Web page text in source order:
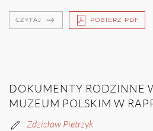
CZYTAJ POBIERZ PDF
DOKUMENTY RODZINNE
MUZEUM POLSKIM W
Zdzisław Pietrzyk